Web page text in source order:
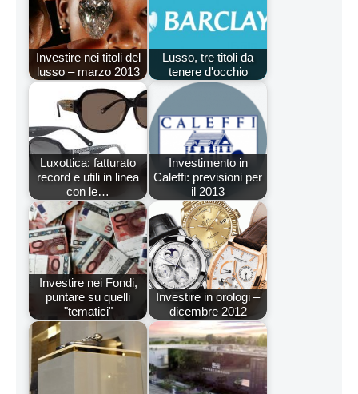
Investire nei titoli del
lusso – marzo 2013
Lusso, tre titoli da
tenere d'occhio
Luxottica: fatturato
record e utili in linea
con le…
Investimento in
Caleffi: previsioni per
il 2013
Investire nei Fondi,
puntare su quelli
"tematici"
Investire in orologi –
dicembre 2012